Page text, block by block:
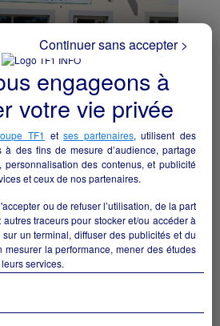
/ blanchisserie
sur-Gironde - 33820
engageons à
votre vie privée
TF1 etses partenaires, utilisent des
à des fins de mesure d’audience, partage
des contenus, et publicité
et ceux de nos partenaires.
ou de refuser l’utilisation, de la part
traceurs pour stocker et/ou accéder à
un terminal, diffuser des publicités et du
la performance, mener des études
services.
les fonctionnalités liées à la
Continuer sans accepter >